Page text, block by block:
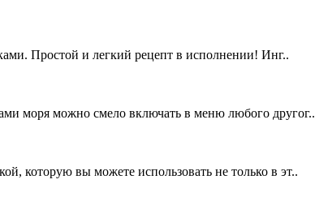
Простой и легкий рецепт в исполнении! Инг..
моря можно смело включать в меню любого другог..
которую вы можете использовать не только в эт..